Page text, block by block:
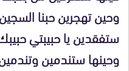
وحين تهجرين حبنا السجين
ستفقدين يا حبيبتي
وحينها ستندمين